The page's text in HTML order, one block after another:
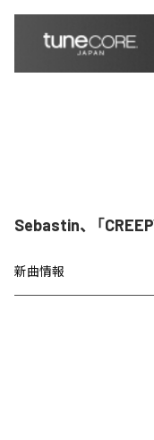
Sebastin、「
新曲情報